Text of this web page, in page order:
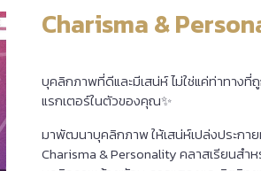
Charisma &
บุคลิกภาพที่ดีและมีเสน่ห์ ไม่ใช่แค่ท่าทาง
แรกเตอร์ในตัวของคุณ✨
มาพัฒนาบุคลิกภาพ ให้เสน่ห์เปล่งประกา
Charisma & Personality คลาสเรียนส